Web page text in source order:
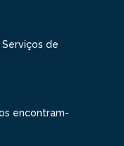
de
encontram-